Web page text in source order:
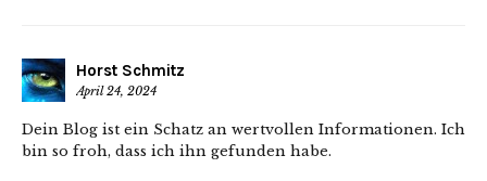
Horst Schmitz
April 24, 2024
Dein Blog ist ein Schatz an wertvollen Informationen. Ich
bin so froh, dass ich ihn gefunden habe.